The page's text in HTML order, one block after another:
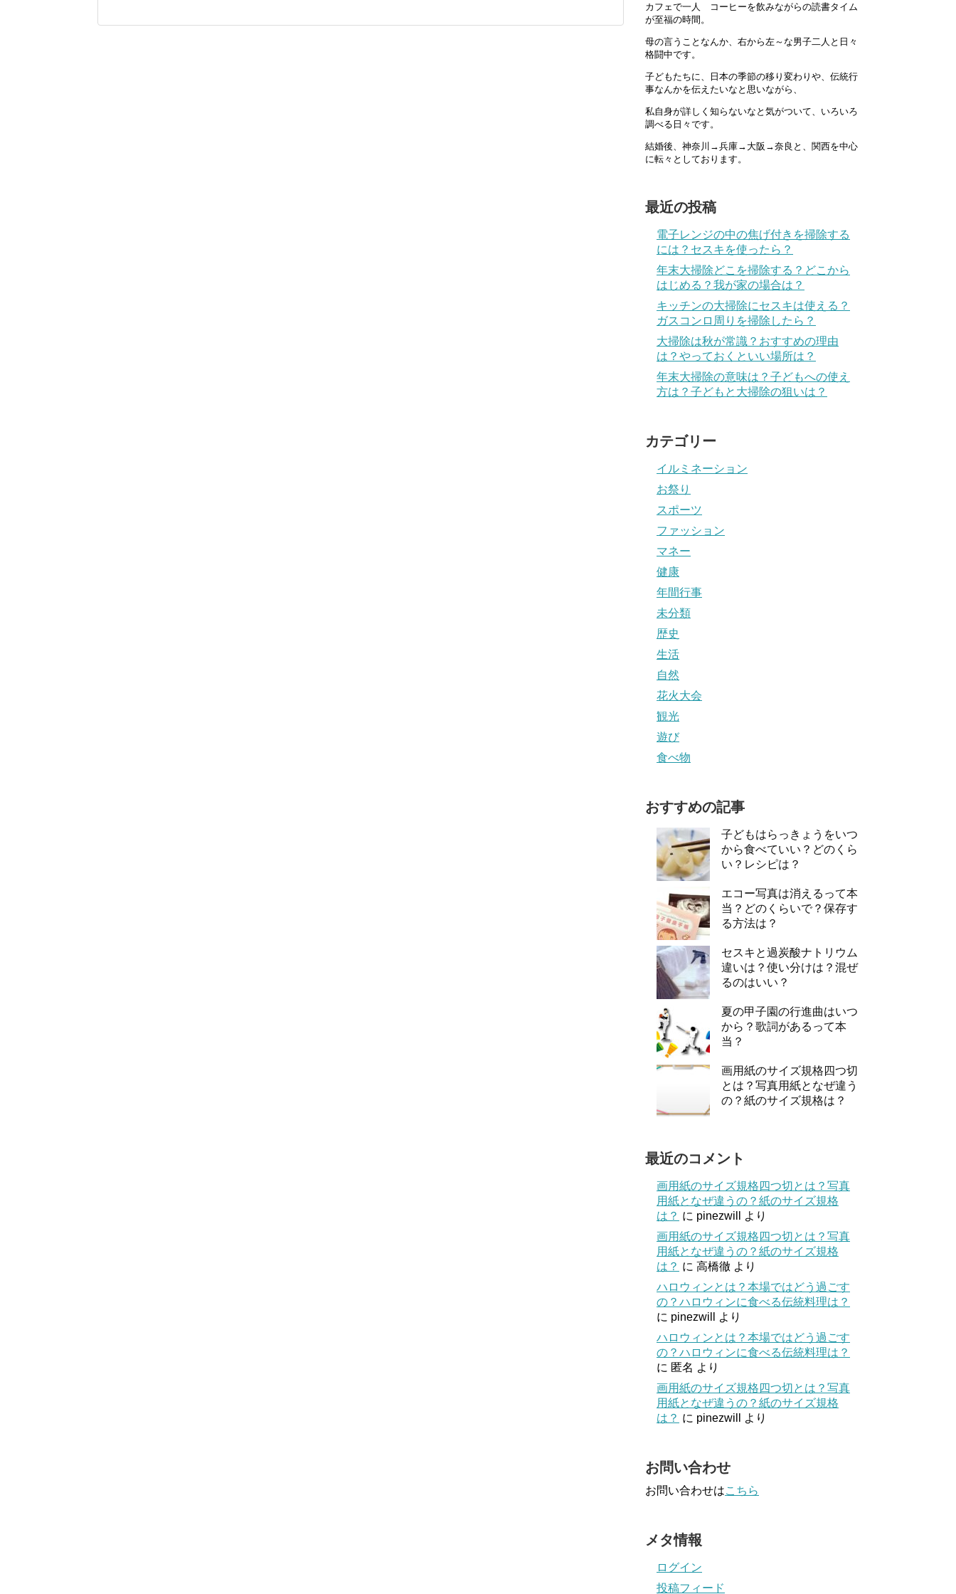
カフェで一人 コーヒーを飲みながらの読書タイム
が至福の時間。
母の言うことなんか、右から左～な男子二人と日々
格闘中です。
子どもたちに、日本の季節の移り変わりや、伝統行
事なんかを伝えたいなと思いながら、
私自身が詳しく知らないなと気がついて、いろいろ
調べる日々です。
結婚後、神奈川→兵庫→大阪→奈良と、関西を中心
に転々としております。
最近の投稿
電子レンジの中の焦げ付きを掃除する
には？セスキを使ったら？
年末大掃除どこを掃除する？どこから
はじめる？我が家の場合は？
キッチンの大掃除にセスキは使える？
ガスコンロ周りを掃除したら？
大掃除は秋が常識？おすすめの理由
は？やっておくといい場所は？
年末大掃除の意味は？子どもへの使え
方は？子どもと大掃除の狙いは？
カテゴリー
イルミネーション
お祭り
スポーツ
ファッション
マネー
健康
年間行事
未分類
歴史
生活
自然
花火大会
観光
遊び
食べ物
おすすめの記事
子どもはらっきょうをいつ
から食べていい？どのくら
い？レシピは？
エコー写真は消えるって本
当？どのくらいで？保存す
る方法は？
セスキと過炭酸ナトリウム
違いは？使い分けは？混ぜ
るのはいい？
夏の甲子園の行進曲はいつ
から？歌詞があるって本
当？
画用紙のサイズ規格四つ切
とは？写真用紙となぜ違う
の？紙のサイズ規格は？
最近のコメント
画用紙のサイズ規格四つ切とは？写真
用紙となぜ違うの？紙のサイズ規格
は？ に pinezwill
より
画用紙のサイズ規格四つ切とは？写真
用紙となぜ違うの？紙のサイズ規格
は？ に 高橋徹 より
ハロウィンとは？本場ではどう過ごす
の？ハロウィンに食べる伝統料理は？
に pinezwill
より
ハロウィンとは？本場ではどう過ごす
の？ハロウィンに食べる伝統料理は？
に 匿名 より
画用紙のサイズ規格四つ切とは？写真
用紙となぜ違うの？紙のサイズ規格
は？ に pinezwill より
お問い合わせ
お問い合わせはこちら
メタ情報
ログイン
投稿フィード